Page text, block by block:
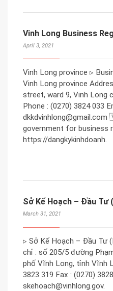
Vinh Long Business
April 3, 2021
Vinh Long province ▹
Vinh Long province
street, ward 9, Vinh Long
Phone : (0270) 3824 033
government for business
https://dangkykinhdoanh.
Sở Kế Hoạch – Đầu Tư
March 31, 2021
▹ Sở Kế Hoạch – Đầu Tư
chỉ : số 205/5 đường
phố Vĩnh Long, tỉnh Vĩnh
3823 319 Fax : (0270)
skehoach@vinhlong.gov.